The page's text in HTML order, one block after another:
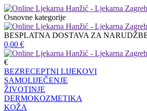
Osnovne kategorije
BESPLATNA DOSTAVA ZA
0,00 €
€
BEZRECEPTNI LIJEKOVI
SAMOLIJEČENJE
ŽIVOTINJE
DERMOKOZMETIKA
KOŽA